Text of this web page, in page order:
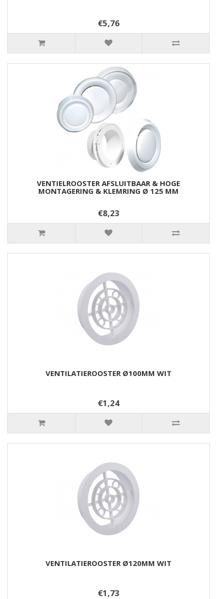
€5,76
VENTIELROOSTER AFSLUITBAAR & HOGE
MONTAGERING & KLEMRING Ø 125 MM
€8,23
VENTILATIEROOSTER Ø100MM WIT
€1,24
VENTILATIEROOSTER Ø120MM WIT
€1,73